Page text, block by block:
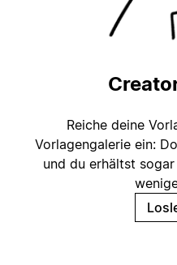
Reiche deine
Vorlagengalerie ein:
und du erhältst